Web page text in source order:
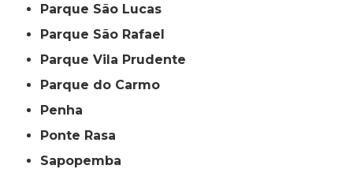
Parque São Lucas
Parque São Rafael
Parque Vila Prudente
Parque do Carmo
Penha
Ponte Rasa
Sapopemba